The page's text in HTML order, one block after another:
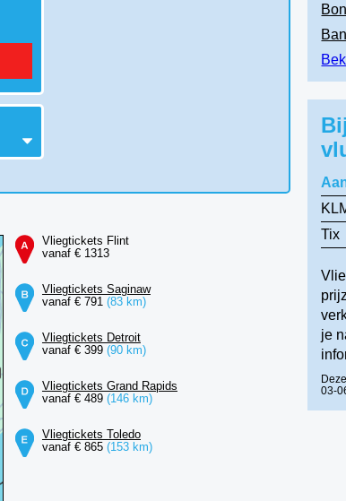
Vliegtickets Flint
vanaf € 1313
Vliegtickets Saginaw
vanaf € 791 (83 km)
Vliegtickets Detroit
vanaf € 399 (90 km)
Vliegtickets Grand Rapids
vanaf € 489 (146 km)
Vliegtickets Toledo
vanaf € 865 (153 km)
Tix
je
03-